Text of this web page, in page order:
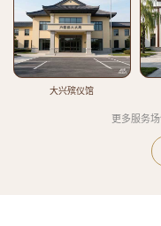
大兴殡仪馆
更多服务场